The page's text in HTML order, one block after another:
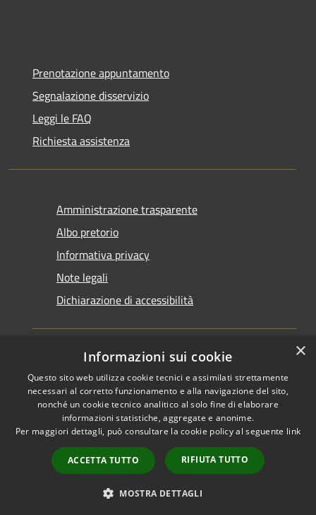
Prenotazione appuntamento
Segnalazione disservizio
Leggi le FAQ
Richiesta assistenza
Amministrazione trasparente
Albo pretorio
Informativa privacy
Note legali
Dichiarazione di accessibilità
RSS
Accessibilità
Cookie
Mappa del sito
Piano di miglioramento
Copyright © 2026 • Comune di
Santarcangelo di Romagna •
Powered byMunicipium
Accesso redazione
×
Informazioni sui cookie
Questo sito web utilizza cookie tecnici e assimilati strettamente
necessari al corretto funzionamento e alla navigazione del sito,
nonché un cookie tecnico analitico al solo fine di elaborare
informazioni statistiche, aggregate e anonime.
Per maggiori dettagli, può consultare la cookie policy al seguente link
ACCETTA TUTTO RIFIUTA TUTTO
MOSTRA DETTAGLI